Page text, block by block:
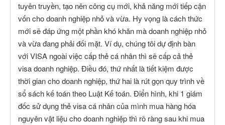
tuyên truyền, tạo nên công cụ mới, khả năng mới tiếp cận
vốn cho doanh nghiệp nhỏ và vừa. Hy vọng là cách thức
mới sẽ đáp ứng một phần khó khăn mà doanh nghiệp nhỏ
và vừa đang phải đối mặt. Ví dụ, chúng tôi dự định bàn
với VISA ngoài việc cấp thẻ cá nhân thì sẽ cấp cả thẻ
visa doanh nghiệp. Điều đó, thứ nhất là tiết kiệm được
thời gian cho doanh nghiệp, thứ hai là rút gọn quy trình về
sổ sách kế toán theo Luật Kế toán. Điển hình, khi 1 giám
đốc sử dụng thẻ visa cá nhân của mình mua hàng hóa
nguyên vật liệu cho doanh nghiệp thì rõ ràng sau khi mua